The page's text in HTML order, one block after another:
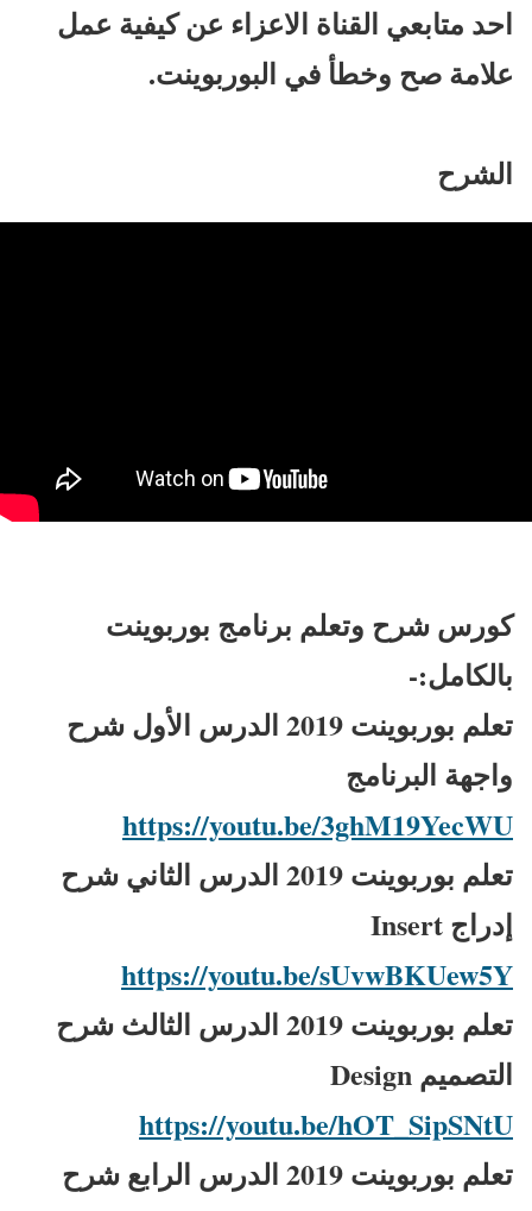
احد متابعي القناة الاعزاء عن كيفية عمل
علامة صح وخطأ في البوربوينت.
الشرح
كورس شرح وتعلم برنامج بوربوينت
بالكامل:-
تعلم بوربوينت 2019 الدرس الأول شرح
واجهة البرنامج
https://youtu.be/3ghM19YecWU
تعلم بوربوينت 2019 الدرس الثاني شرح
إدراج Insert
https://youtu.be/sUvwBKUew5Y
تعلم بوربوينت 2019 الدرس الثالث شرح
التصميم Design
https://youtu.be/hOT_SipSNtU
تعلم بوربوينت 2019 الدرس الرابع شرح